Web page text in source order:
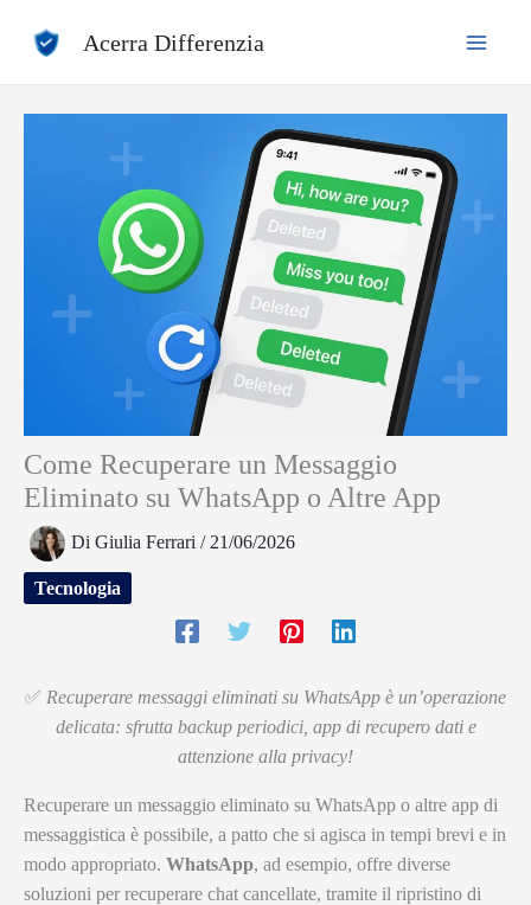
Acerra Differenzia
Come Recuperare un Messaggio
Eliminato su WhatsApp o Altre App
Di Giulia Ferrari / 21/06/2026
Tecnologia
✅ Recuperare messaggi eliminati su WhatsApp è un’operazione
delicata: sfrutta backup periodici, app di recupero dati e
attenzione alla privacy!
Recuperare un messaggio eliminato su WhatsApp o altre app di
messaggistica è possibile, a patto che si agisca in tempi brevi e in
modo appropriato. WhatsApp, ad esempio, offre diverse
soluzioni per recuperare chat cancellate, tramite il ripristino di